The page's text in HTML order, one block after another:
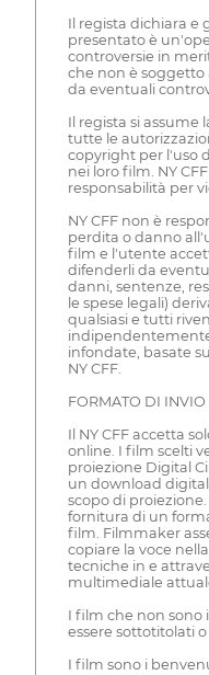
Il regista dichiara e
presentato è
controversie in
che non è soggetto
da eventuali
Il regista si assume
tutte le
copyright per l'uso
nei loro film. NY
responsabilità per
NY CFF non è
perdita o danno
film e l'utente
difenderli da
danni, sentenze,
le spese legali)
qualsiasi e tutti
infondate, basate
NY CFF.
FORMATO DI INVIO
Il NY CFF accetta
online. I film scelti
proiezione Digital
un download
scopo di
fornitura di un
film. Filmmaker
copiare la voce
tecniche in e
multimediale
I film che non sono
essere sottotitolati
I film sono i